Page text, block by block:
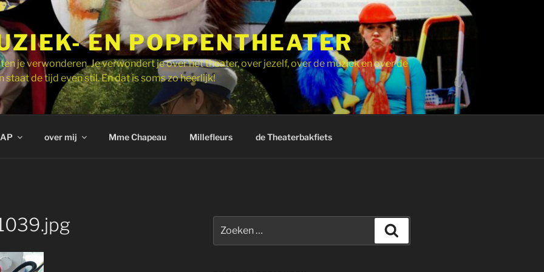
EN POPPENTHEATER
je verwonderen. Je verwondert je over het theater, over jezelf, over de muziek en over de
de tijd even stil. En dat is soms zo heerlijk!
over mij Mme Chapeau Millefleurs de Theaterbakfiets
naar: